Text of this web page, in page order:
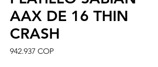
AAX DE 16 THIN
CRASH
942.937 COPPrecio